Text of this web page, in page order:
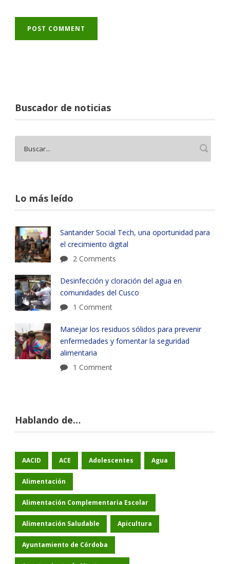
Buscador de noticias
Lo más leído
Santander Social Tech, una oportunidad para
el crecimiento digital
2 Comments
Desinfección y cloración del agua en
comunidades del Cusco
1 Comment
Manejar los residuos sólidos para prevenir
enfermedades y fomentar la seguridad
alimentaria
1 Comment
Hablando de…
AACID ACE Adolescentes Agua
Alimentación
Alimentación Complementaria Escolar
Alimentación Saludable Apicultura
Ayuntamiento de Córdoba